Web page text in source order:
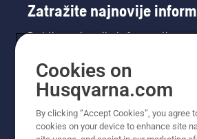
Zatražite najnovije
Dobijte najnovije informacije o
toga. Ovdje se registrirajte za
Cookies on
Husqvarna.com
By clicking “Accept Cookies”, you agree
cookies on your device to enhance site